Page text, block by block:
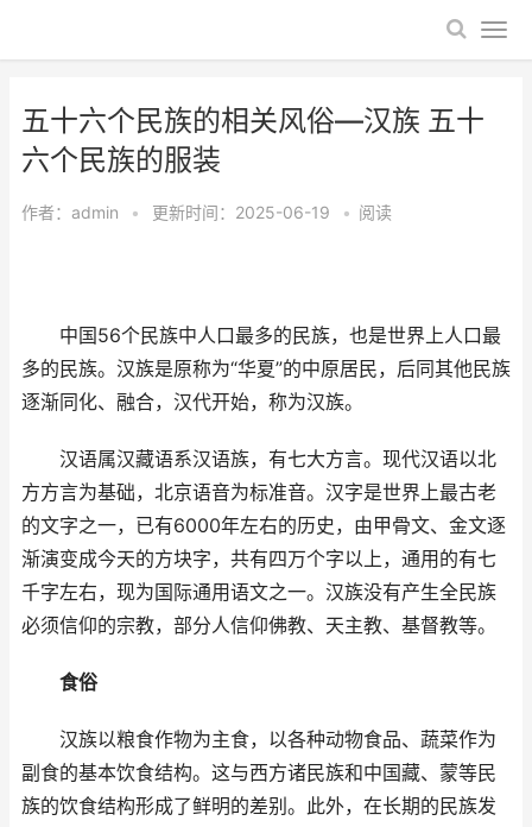
五十六个民族的相关风俗—汉族 五十
六个民族的服装
作者： admin • 更新时间：2025-06-19 • 阅读
中国56个民族中人口最多的民族，也是世界上人口最
多的民族。汉族是原称为“华夏”的中原居民，后同其他民族
逐渐同化、融合，汉代开始，称为汉族。
汉语属汉藏语系汉语族，有七大方言。现代汉语以北
方方言为基础，北京语音为标准音。汉字是世界上最古老
的文字之一，已有6000年左右的历史，由甲骨文、金文逐
渐演变成今天的方块字，共有四万个字以上，通用的有七
千字左右，现为国际通用语文之一。汉族没有产生全民族
必须信仰的宗教，部分人信仰佛教、天主教、基督教等。
食俗
汉族以粮食作物为主食，以各种动物食品、蔬菜作为
副食的基本饮食结构。这与西方诸民族和中国藏、蒙等民
族的饮食结构形成了鲜明的差别。此外，在长期的民族发